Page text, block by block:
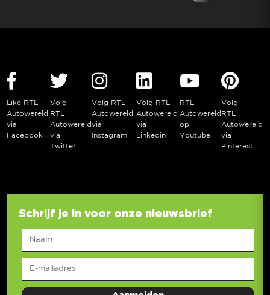
Like RTL
Autowereld
via
Facebook
Volg
RTL
Autowereld
via
Twitter
Volg RTL
Autowereld
via
Instagram
Volg RTL
Autowereld
via
Linkedin
RTL
Autowereld
op
Youtube
Volg
RTL
Autowereld
via
Pinterest
Schrijf je in voor onze nieuwsbrief